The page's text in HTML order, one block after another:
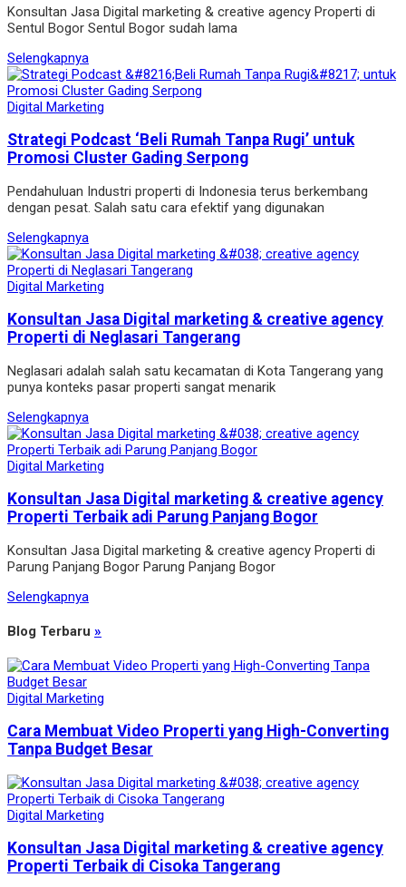
Konsultan Jasa Digital marketing & creative agency Properti di
Sentul Bogor Sentul Bogor sudah lama
Selengkapnya
Digital Marketing
Strategi Podcast ‘Beli Rumah Tanpa Rugi’ untuk
Promosi Cluster Gading Serpong
Pendahuluan Industri properti di Indonesia terus berkembang
dengan pesat. Salah satu cara efektif yang digunakan
Selengkapnya
Digital Marketing
Konsultan Jasa Digital marketing & creative agency
Properti di Neglasari Tangerang
Neglasari adalah salah satu kecamatan di Kota Tangerang yang
punya konteks pasar properti sangat menarik
Selengkapnya
Digital Marketing
Konsultan Jasa Digital marketing & creative agency
Properti Terbaik adi Parung Panjang Bogor
Konsultan Jasa Digital marketing & creative agency Properti di
Parung Panjang Bogor Parung Panjang Bogor
Selengkapnya
Blog Terbaru »
Digital Marketing
Cara Membuat Video Properti yang High-Converting
Tanpa Budget Besar
Digital Marketing
Konsultan Jasa Digital marketing & creative agency
Properti Terbaik di Cisoka Tangerang